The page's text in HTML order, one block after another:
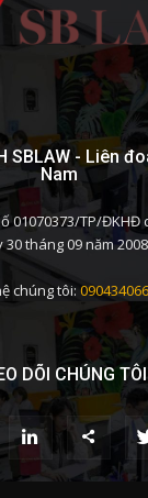
SBLAW - Liên
Nam
01070373/TP/ĐKHĐ
30 tháng 09 năm 2008
chúng tôi:
DÕI CHÚNG TÔI